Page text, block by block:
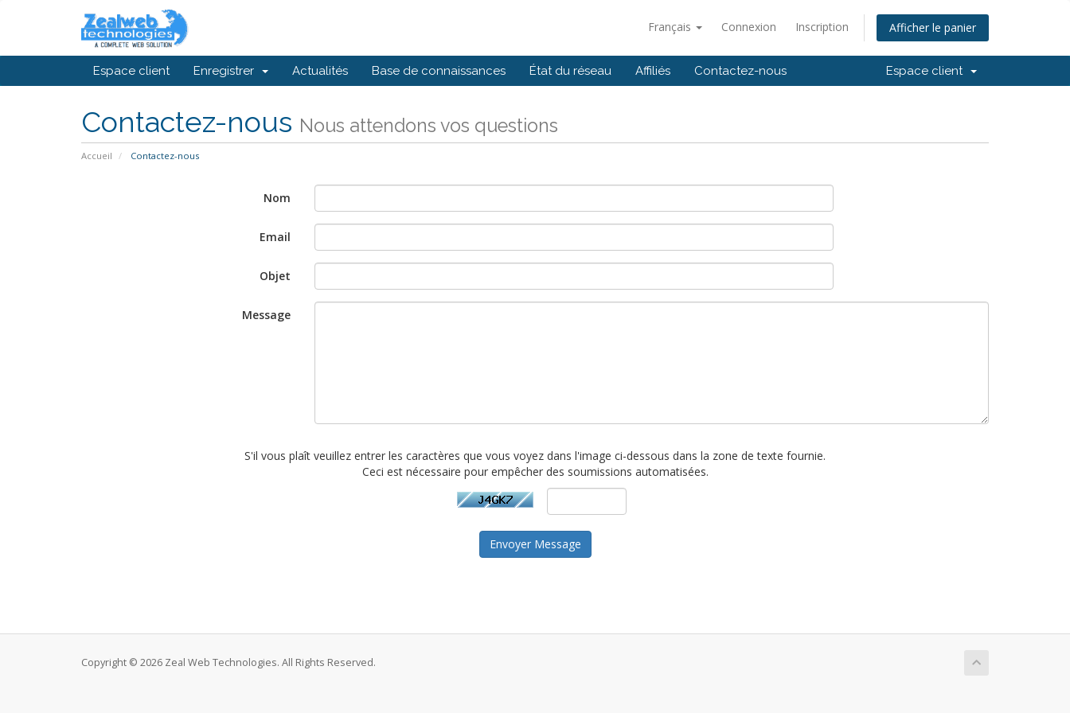
Français Connexion Inscription Afficher le panier
Espace client Enregistrer Actualités Base de connaissances État du réseau Affiliés Contactez-nous Espace client
Contactez-nous Nous attendons vos questions
Accueil Contactez-nous
Nom
Email
Objet
Message
S'il vous plaît veuillez entrer les caractères que vous voyez dans l'image ci-dessous dans la zone de texte fournie.
Ceci est nécessaire pour empêcher des soumissions automatisées.
Envoyer Message
Copyright © 2026 Zeal Web Technologies. All Rights Reserved.